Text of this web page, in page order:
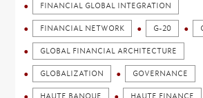
FINANCIAL GLOBAL INTEGRATION
FINANCIAL NETWORK G-20
GLOBAL FINANCIAL ARCHITECTURE
GLOBALIZATION GOVERNANCE